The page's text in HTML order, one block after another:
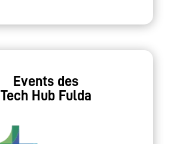
Events des
Tech Hub Fulda